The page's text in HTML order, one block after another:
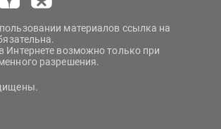
материалов ссылка на
Интернете возможно только при
разрешения.